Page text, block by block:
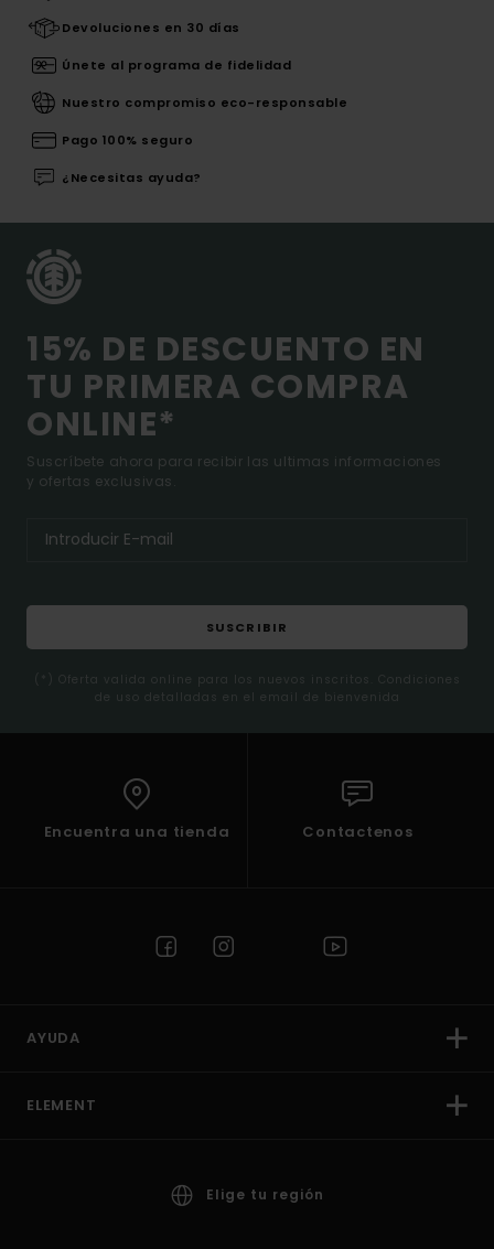
Devoluciones en 30 días
Únete al programa de fidelidad
Nuestro compromiso eco-responsable
Pago 100% seguro
¿Necesitas ayuda?
15% DE DESCUENTO EN
TU PRIMERA COMPRA
ONLINE*
Suscríbete ahora para recibir las ultimas informaciones
y ofertas exclusivas.
SUSCRIBIR
(*) Oferta valida online para los nuevos inscritos. Condiciones
de uso detalladas en el email de bienvenida
Encuentra una tienda Contactenos
AYUDA
ELEMENT
Elige tu región